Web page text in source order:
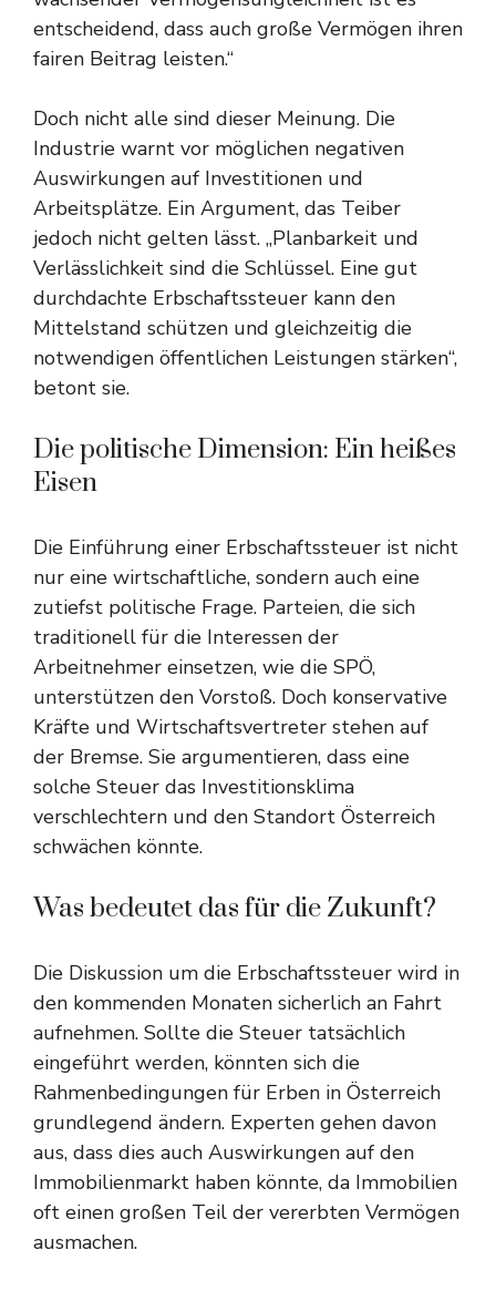
entscheidend, dass auch große Vermögen ihren
fairen Beitrag leisten.“
Doch nicht alle sind dieser Meinung. Die
Industrie warnt vor möglichen negativen
Auswirkungen auf Investitionen und
Arbeitsplätze. Ein Argument, das Teiber
jedoch nicht gelten lässt. „Planbarkeit und
Verlässlichkeit sind die Schlüssel. Eine gut
durchdachte Erbschaftssteuer kann den
Mittelstand schützen und gleichzeitig die
notwendigen öffentlichen Leistungen stärken“,
betont sie.
Die politische Dimension: Ein heißes
Eisen
Die Einführung einer Erbschaftssteuer ist nicht
nur eine wirtschaftliche, sondern auch eine
zutiefst politische Frage. Parteien, die sich
traditionell für die Interessen der
Arbeitnehmer einsetzen, wie die SPÖ,
unterstützen den Vorstoß. Doch konservative
Kräfte und Wirtschaftsvertreter stehen auf
der Bremse. Sie argumentieren, dass eine
solche Steuer das Investitionsklima
verschlechtern und den Standort Österreich
schwächen könnte.
Was bedeutet das für die Zukunft?
Die Diskussion um die Erbschaftssteuer wird in
den kommenden Monaten sicherlich an Fahrt
aufnehmen. Sollte die Steuer tatsächlich
eingeführt werden, könnten sich die
Rahmenbedingungen für Erben in Österreich
grundlegend ändern. Experten gehen davon
aus, dass dies auch Auswirkungen auf den
Immobilienmarkt haben könnte, da Immobilien
oft einen großen Teil der vererbten Vermögen
ausmachen.